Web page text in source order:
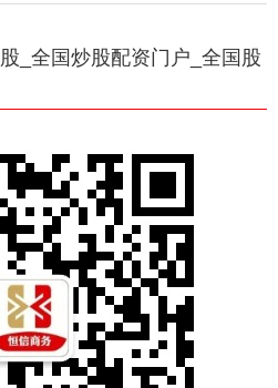
_全国炒股配资门户_全国股